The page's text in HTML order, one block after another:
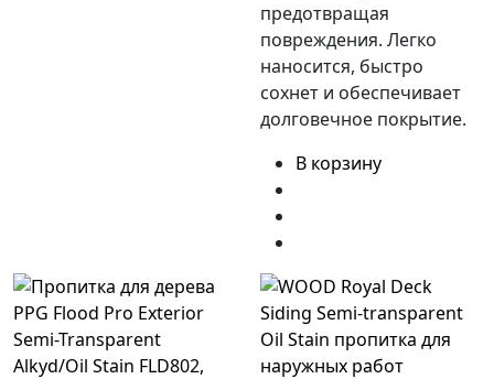
предотвращая
повреждения. Легко
наносится, быстро
сохнет и обеспечивает
долговечное покрытие.
В корзину